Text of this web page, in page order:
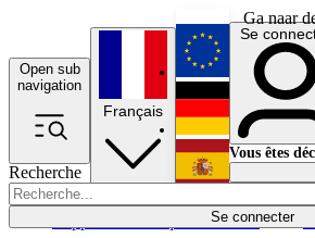
Ga naar
Open sub
navigation
Recherche
Se connecter
Économie
Français
English
Deutsch
Español
Se
Vous êtes